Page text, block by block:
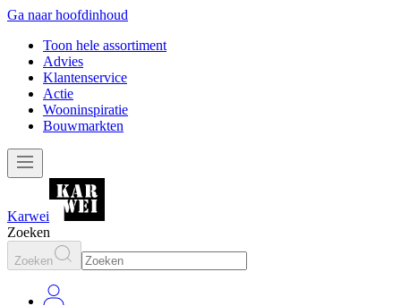
Ga naar hoofdinhoud
Toon hele assortiment
Advies
Klantenservice
Actie
Wooninspiratie
Bouwmarkten
Karwei
Zoeken
Zoeken